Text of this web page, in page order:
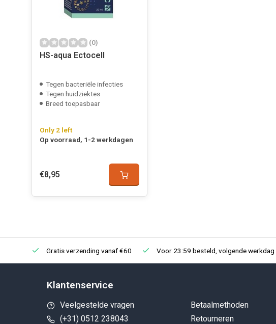
(0)
HS-aqua Ectocell
Tegen bacteriële infecties
Tegen huidziektes
Breed toepasbaar
Only 2 left
Op voorraad, 1-2 werkdagen
€8,95
Gratis verzending vanaf €60 Voor 23:59 besteld, volgende
Klantenservice
Veelgestelde vragen
(+31) 0512 238043
Betaalmethoden
Retourneren